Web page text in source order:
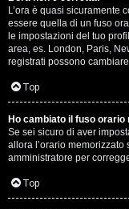
L’ora è quasi sicuramente
essere quella di un fuso
le impostazioni del tuo
area, es. London, Paris,
registrati possono
Top
Ho cambiato il fuso orario
Se sei sicuro di aver
allora l’orario memorizzato
amministratore per
Top
g
i
t
a
l
S
t
o